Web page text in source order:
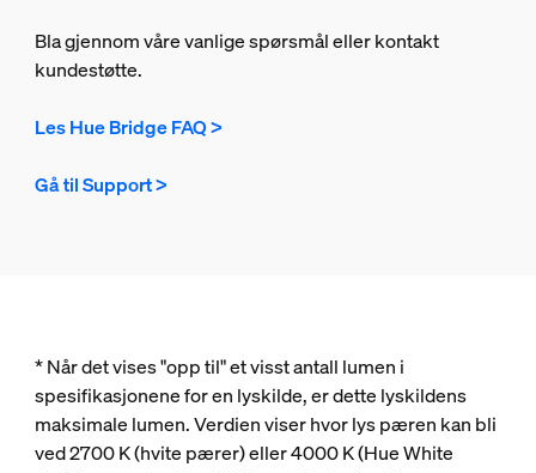
Bla gjennom våre vanlige spørsmål eller kontakt
kundestøtte.
Les Hue Bridge FAQ >
Gå til Support >
* Når det vises "opp til" et visst antall lumen i
spesifikasjonene for en lyskilde, er dette lyskildens
maksimale lumen. Verdien viser hvor lys pæren kan bli
ved 2700 K (hvite pærer) eller 4000 K (Hue White